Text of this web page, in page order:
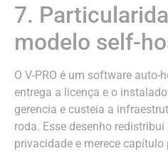
7.
modelo self-
O V-PRO é um software auto-
entrega a licença e o
gerencia e custeia a
roda. Esse desenho
privacidade e merece capítulo